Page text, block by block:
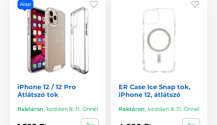
Alap
iPhone 12 / 12 Pro
Átlátszó tok
Raktáron, kedden 8. 11. Önnél
ER Case Ice Snap tok,
iPhone 12, átlátszó
Raktáron, kedden 8. 11. Önnél